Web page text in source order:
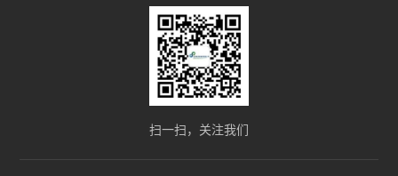
扫一扫，关注我们